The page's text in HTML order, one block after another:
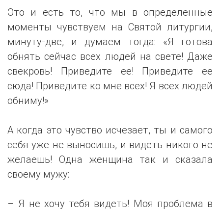
Это и есть то, что мы в определенные
моменты чувствуем на Святой литургии,
минуту-две, и думаем тогда: «Я готова
обнять сейчас всех людей на свете! Даже
свекровь! Приведите ее! Приведите ее
сюда! Приведите ко мне всех! Я всех людей
обниму!»
А когда это чувство исчезает, ты и самого
себя уже не выносишь, и видеть никого не
желаешь! Одна женщина так и сказала
своему мужу:
– Я не хочу тебя видеть! Моя проблема в